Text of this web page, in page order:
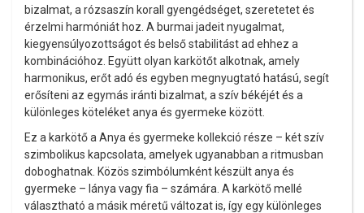
bizalmat, a rózsaszín korall gyengédséget, szeretetet és
érzelmi harmóniát hoz. A burmai jadeit nyugalmat,
kiegyensúlyozottságot és belső stabilitást ad ehhez a
kombinációhoz. Együtt olyan karkötőt alkotnak, amely
harmonikus, erőt adó és egyben megnyugtató hatású, segít
erősíteni az egymás iránti bizalmat, a szív békéjét és a
különleges köteléket anya és gyermeke között.
Ez a karkötő a Anya és gyermeke kollekció része – két szív
szimbolikus kapcsolata, amelyek ugyanabban a ritmusban
doboghatnak. Közös szimbólumként készült anya és
gyermeke – lánya vagy fia – számára. A karkötő mellé
választható a másik méretű változat is, így egy különleges